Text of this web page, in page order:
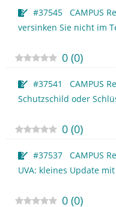
#37545 CAMPUS
versinken Sie nicht im
0 (0)
#37541 CAMPUS
Schutzschild oder
0 (0)
#37537 CAMPUS
UVA: kleines Update
0 (0)